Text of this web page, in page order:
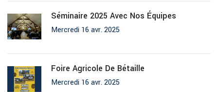
Séminaire 2025 Avec Nos Équipes
Mercredi 16 avr. 2025
Foire Agricole De Bétaille
Mercredi 16 avr. 2025